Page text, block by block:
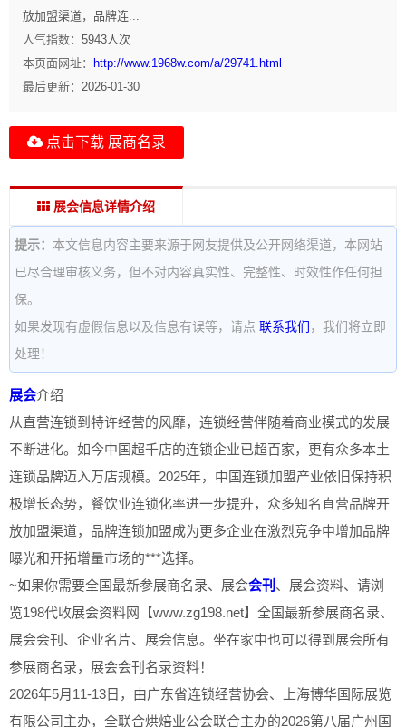
放加盟渠道，品牌连...
人气指数： 5943人次
本页面网址：
http://www.1968w.com/a/29741.html
最后更新： 2026-01-30
点击下载 展商名录
展会信息详情介绍
提示： 本文信息内容主要来源于网友提供及公开网络渠道，本网站
已尽合理审核义务，但不对内容真实性、完整性、时效性作任何担
保。
如果发现有虚假信息以及信息有误等，请点 联系我们 ，我们将立即
处理！
展会介绍
从直营连锁到特许经营的风靡，连锁经营伴随着商业模式的发展
不断进化。如今中国超千店的连锁企业已超百家，更有众多本土
连锁品牌迈入万店规模。2025年，中国连锁加盟产业依旧保持积
极增长态势，餐饮业连锁化率进一步提升，众多知名直营品牌开
放加盟渠道，品牌连锁加盟成为更多企业在激烈竞争中增加品牌
曝光和开拓增量市场的***选择。
~如果你需要全国最新参展商名录、展会会刊 、展会资料、请浏
览198代收展会资料网【www.zg198.net】全国最新参展商名录、
展会会刊、企业名片、展会信息。坐在家中也可以得到展会所有
参展商名录，展会会刊名录资料！
2026年5月11-13日，由广东省连锁经营协会、上海博华国际展览
有限公司主办，全联合烘焙业公会联合主办的2026第八届广州国